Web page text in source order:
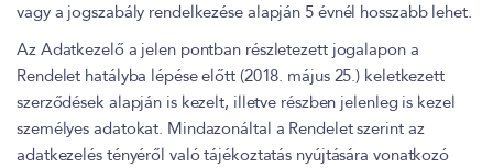
vagy a jogszabály rendelkezése alapján 5 évnél hosszabb lehet.
Az Adatkezelő a jelen pontban részletezett jogalapon a
Rendelet hatályba lépése előtt (2018. május 25.) keletkezett
szerződések alapján is kezelt, illetve részben jelenleg is kezel
személyes adatokat. Mindazonáltal a Rendelet szerint az
adatkezelés tényéről való tájékoztatás nyújtására vonatkozó